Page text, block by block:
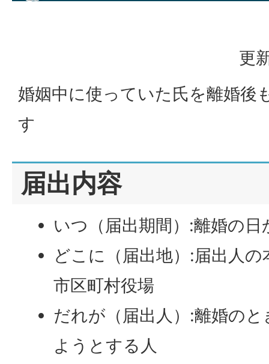
更
婚姻中に使っていた氏を離婚後
す
届出内容
いつ（届出期間）:離婚の
どこに（届出地）:届出人
市区町村役場
だれが（届出人）:離婚の
ようとする人